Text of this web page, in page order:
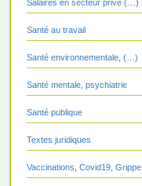
Salaires en secteur privé (…)
Santé au travail
Santé environnementale, (…)
Santé mentale, psychiatrie
Santé publique
Textes juridiques
Vaccinations, Covid19, Grippe,